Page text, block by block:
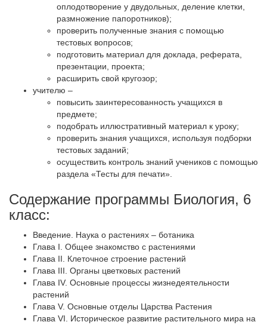
оплодотворение у двудольных, деление клетки,
размножение папоротников);
проверить полученные знания с помощью
тестовых вопросов;
подготовить материал для доклада, реферата,
презентации, проекта;
расширить свой кругозор;
учителю –
повысить заинтересованность учащихся в
предмете;
подобрать иллюстративный материал к уроку;
проверить знания учащихся, используя подборки
тестовых заданий;
осуществить контроль знаний учеников с помощью
раздела «Тесты для печати».
Содержание программы Биология, 6
класс:
Введение. Наука о растениях – ботаника
Глава I. Общее знакомство с растениями
Глава II. Клеточное строение растений
Глава III. Органы цветковых растений
Глава IV. Основные процессы жизнедеятельности
растений
Глава V. Основные отделы Царства Растения
Глава VI. Историческое развитие растительного мира на